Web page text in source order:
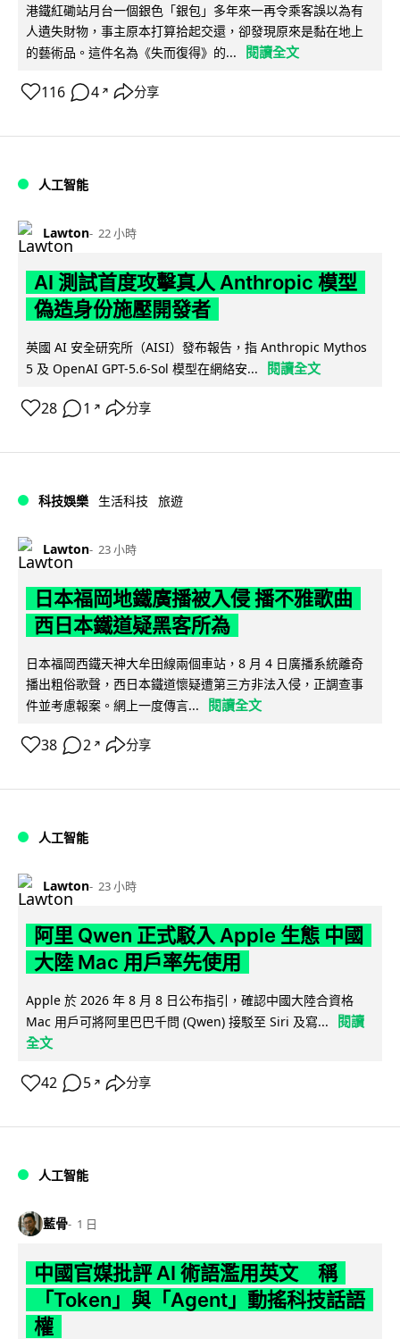
港鐵紅磡站月台一個銀色「銀包」多年來一再令乘客誤以為有
人遺失財物，事主原本打算拾起交還，卻發現原來是黏在地上
的藝術品。這件名為《失而復得》的...
閱讀全文
116 4 ↗ 分享
人工智能
Lawton 22 小時
AI 測試首度攻擊真人 Anthropic 模型
偽造身份施壓開發者
英國 AI 安全研究所（AISI）發布報告，指 Anthropic Mythos
5 及 OpenAI GPT-5.6-Sol 模型在網絡安...
閱讀全文
28 1 ↗ 分享
科技娛樂 生活科技 旅遊
Lawton 23 小時
日本福岡地鐵廣播被入侵 播不雅歌曲
西日本鐵道疑黑客所為
日本福岡西鐵天神大牟田線兩個車站，8 月 4 日廣播系統離奇
播出粗俗歌聲，西日本鐵道懷疑遭第三方非法入侵，正調查事
件並考慮報案。網上一度傳言...
閱讀全文
38 2 ↗ 分享
人工智能
Lawton 23 小時
阿里 Qwen 正式駁入 Apple 生態 中國
大陸 Mac 用戶率先使用
Apple 於 2026 年 8 月 8 日公布指引，確認中國大陸合資格
Mac 用戶可將阿里巴巴千問 (Qwen) 接駁至 Siri 及寫...
閱讀
全文
42 5 ↗ 分享
人工智能
藍骨 1 日
中國官媒批評 AI 術語濫用英文 稱
「Token」與「Agent」動搖科技話語
權